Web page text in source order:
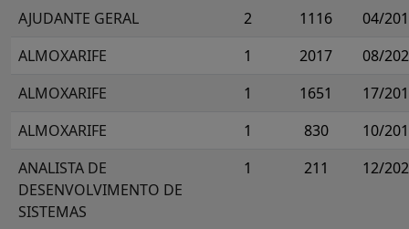
AJUDANTE GERAL
2 1116
04/
ALMOXARIFE
1 2017
08/
ALMOXARIFE
1 1651
17/
ALMOXARIFE
1 830
10/
ANALISTA DE
DESENVOLVIMENTO DE
SISTEMAS
1 211 12/